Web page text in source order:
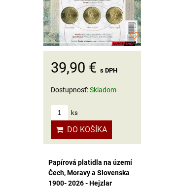
39,90 € s DPH
Dostupnosť:Skladom
ks
DO KOŠÍKA
Papírová platidla na území
Čech, Moravy a Slovenska
1900- 2026 - Hejzlar